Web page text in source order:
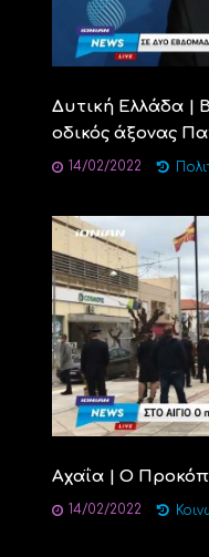
Δυτική Ελλάδα |
οδικός άξονας
14/02/2022
Αχαΐα | Ο
14/02/2022